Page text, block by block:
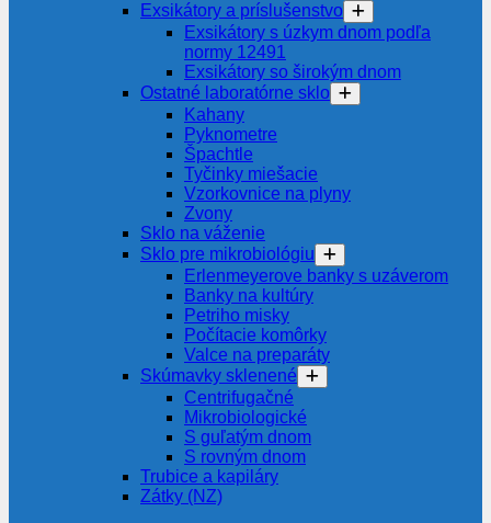
Exsikátory a príslušenstvo
Exsikátory s úzkym dnom podľa
normy 12491
Exsikátory so širokým dnom
Ostatné laboratórne sklo
Kahany
Pyknometre
Špachtle
Tyčinky miešacie
Vzorkovnice na plyny
Zvony
Sklo na váženie
Sklo pre mikrobiológiu
Erlenmeyerove banky s uzáverom
Banky na kultúry
Petriho misky
Počítacie komôrky
Valce na preparáty
Skúmavky sklenené
Centrifugačné
Mikrobiologické
S guľatým dnom
S rovným dnom
Trubice a kapiláry
Zátky (NZ)